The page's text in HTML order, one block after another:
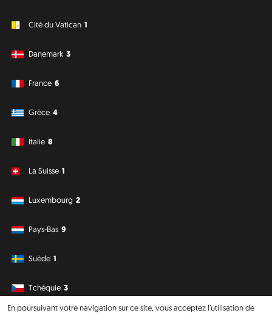
En poursuivant votre navigation sur ce site, vous acceptez l’utilisation de
Cité du Vatican 1
Danemark 3
France 6
Grèce 4
Italie 8
La Suisse 1
Luxembourg 2
Pays-Bas 9
Suède 1
Tchéquie 3